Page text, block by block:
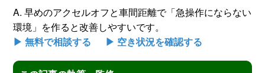
A. 早めのアクセルオフと車間距離で「急操作にならない
環境」を作ると改善しやすいです。
▶ 無料で相談する
▶ 空き状況を確認する